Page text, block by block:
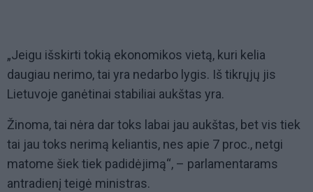
„Jeigu išskirti tokią ekonomikos vietą, kuri kelia
daugiau nerimo, tai yra nedarbo lygis. Iš tikrųjų jis
Lietuvoje ganėtinai stabiliai aukštas yra.
Žinoma, tai nėra dar toks labai jau aukštas, bet vis tiek
tai jau toks nerimą keliantis, nes apie 7 proc., netgi
matome šiek tiek padidėjimą“, – parlamentarams
antradienį teigė ministras.